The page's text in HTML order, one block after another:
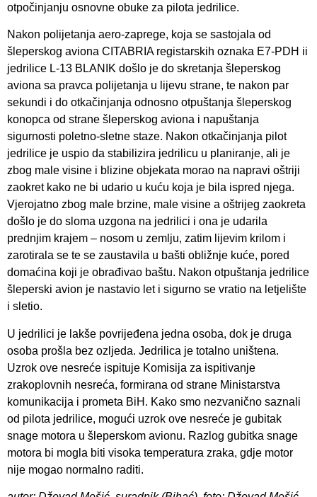
otpočinjanju osnovne obuke za pilota jedrilice.
Nakon polijetanja aero-zaprege, koja se sastojala od
šleperskog aviona CITABRIA registarskih oznaka E7-PDH ii
jedrilice L-13 BLANIK došlo je do skretanja šleperskog
aviona sa pravca polijetanja u lijevu strane, te nakon par
sekundi i do otkačinjanja odnosno otpuštanja šleperskog
konopca od strane šleperskog aviona i napuštanja
sigurnosti poletno-sletne staze. Nakon otkačinjanja pilot
jedrilice je uspio da stabilizira jedrilicu u planiranje, ali je
zbog male visine i blizine objekata morao na napravi oštriji
zaokret kako ne bi udario u kuću koja je bila ispred njega.
Vjerojatno zbog male brzine, male visine a oštrijeg zaokreta
došlo je do sloma uzgona na jedrilici i ona je udarila
prednjim krajem – nosom u zemlju, zatim lijevim krilom i
zarotirala se te se zaustavila u bašti obližnje kuće, pored
domaćina koji je obrađivao baštu. Nakon otpuštanja jedrilice
šleperski avion je nastavio let i sigurno se vratio na letjelište
i sletio.
U jedrilici je lakše povrijeđena jedna osoba, dok je druga
osoba prošla bez ozljeda. Jedrilica je totalno uništena.
Uzrok ove nesreće ispituje Komisija za ispitivanje
zrakoplovnih nesreća, formirana od strane Ministarstva
komunikacija i prometa BiH. Kako smo nezvanično saznali
od pilota jedrilice, mogući uzrok ove nesreće je gubitak
snage motora u šleperskom avionu. Razlog gubitka snage
motora bi mogla biti visoka temperatura zraka, gdje motor
nije mogao normalno raditi.